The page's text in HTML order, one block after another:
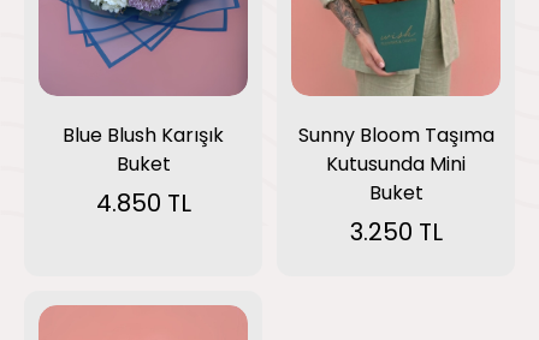
Blue Blush Karışık
Buket
4.850 TL
Sunny Bloom Taşıma
Kutusunda Mini
Buket
3.250 TL